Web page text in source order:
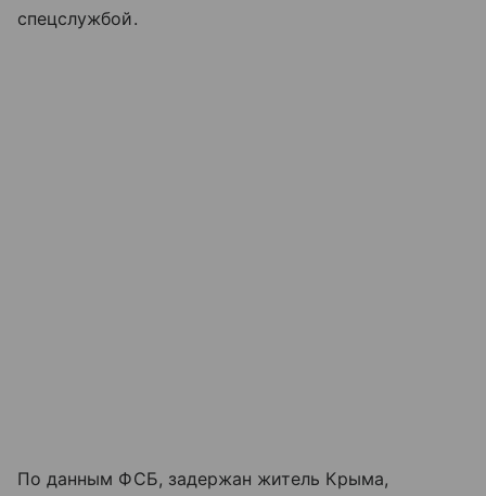
спецслужбой.
По данным ФСБ, задержан житель Крыма,